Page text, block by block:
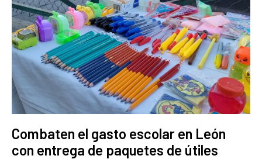
Combaten el gasto escolar en León
con entrega de paquetes de útiles